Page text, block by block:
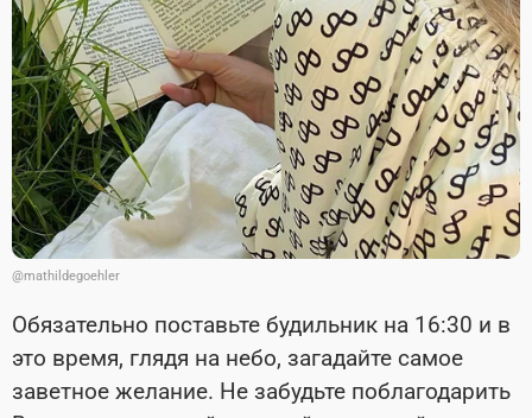
@mathildegoehler
Обязательно поставьте будильник на 16:30 и в
это время, глядя на небо, загадайте самое
заветное желание. Не забудьте поблагодарить